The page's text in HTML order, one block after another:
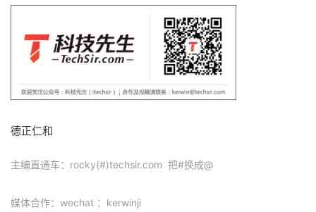
德正仁和
主编直通车：rocky(#)techsir.com 把#换成@
媒体合作：wechat ：kerwinji